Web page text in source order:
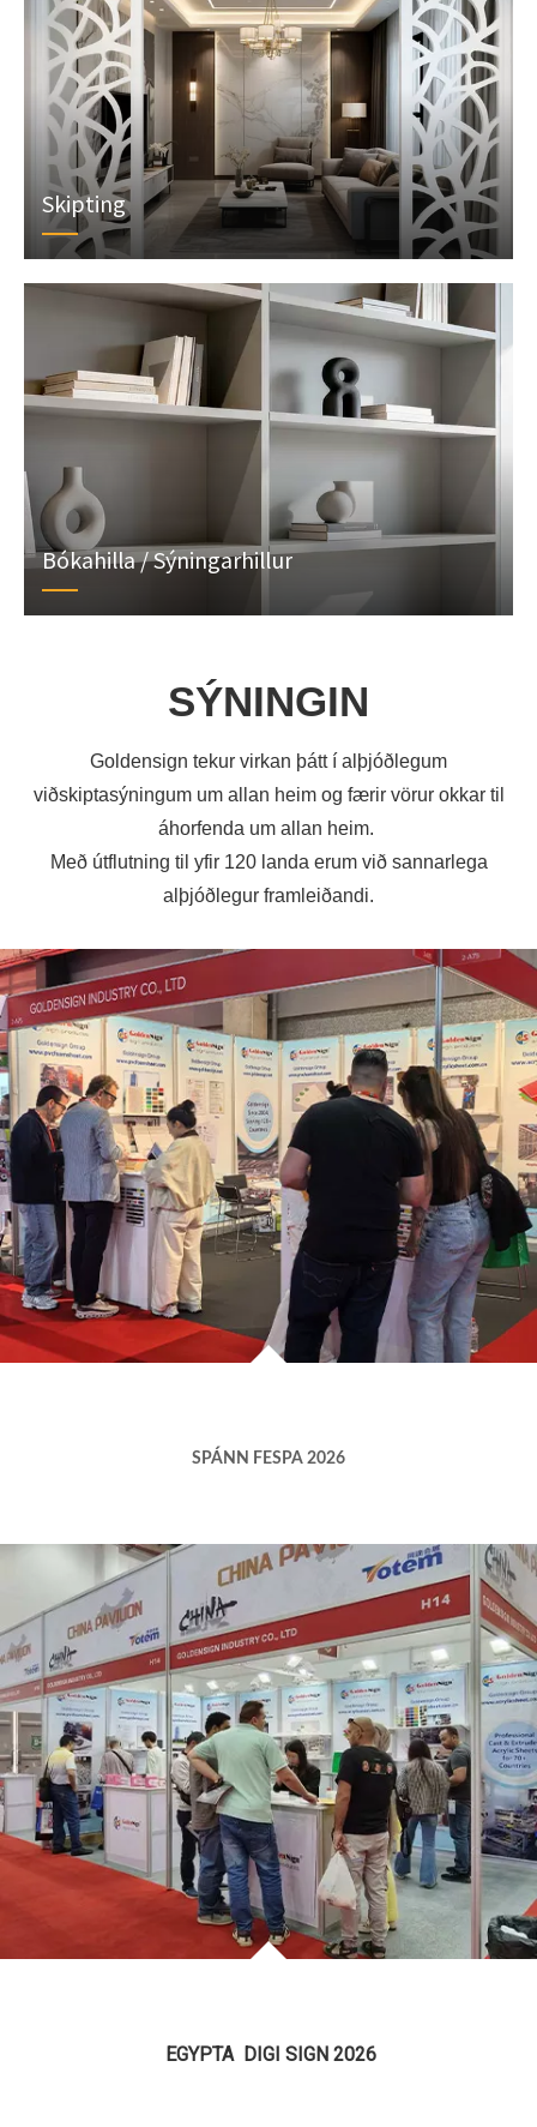
Skipting
Bókahilla / Sýningarhillur
SÝNINGIN
Goldensign tekur virkan þátt í alþjóðlegum
viðskiptasýningum um allan heim og færir vörur okkar til
áhorfenda um allan heim.
Með útflutning til yfir 120 landa erum við sannarlega
alþjóðlegur framleiðandi.
SPÁNN FESPA 2026
EGYPTA DIGI SIGN 2026